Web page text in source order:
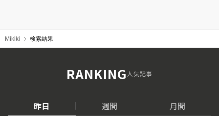
Mikiki 検索結果
RANKING人気記事
昨日 週間 月間